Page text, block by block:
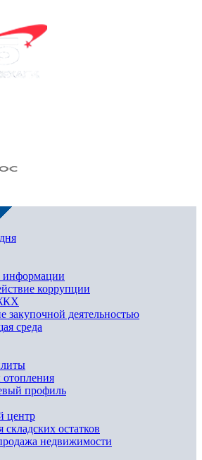
информации
коррупции
закупочной деятельностью
среда
профиль
центр
складских остатков
недвижимости